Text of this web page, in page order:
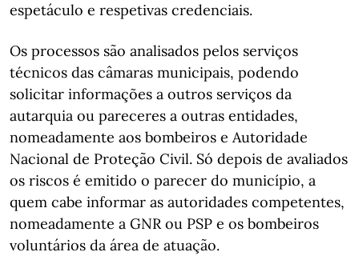
espetáculo e respetivas credenciais.
Os processos são analisados pelos serviços
técnicos das câmaras municipais, podendo
solicitar informações a outros serviços da
autarquia ou pareceres a outras entidades,
nomeadamente aos bombeiros e Autoridade
Nacional de Proteção Civil. Só depois de avaliados
os riscos é emitido o parecer do município, a
quem cabe informar as autoridades competentes,
nomeadamente a GNR ou PSP e os bombeiros
voluntários da área de atuação.